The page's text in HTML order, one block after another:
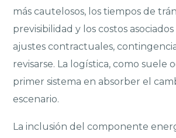
más cautelosos, los tiempos de
previsibilidad y los costos
ajustes contractuales,
revisarse. La logística, como suele
primer sistema en absorber el
escenario.
La inclusión del componente